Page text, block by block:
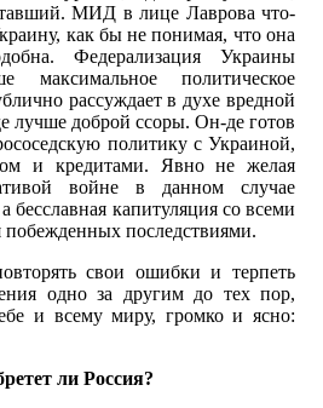
МИД в лице Лаврова что-
как бы не понимая, что она
Федерализация Украины
максимальное политическое
рассуждает в духе вредной
лучше доброй ссоры. Он-де готов
политику с Украиной,
и кредитами. Явно не желая
войне в данном случае
бесславная капитуляция со всеми
последствиями.
свои ошибки и терпеть
одно за другим до тех пор,
и всему миру, громко и ясно:
ли Россия?